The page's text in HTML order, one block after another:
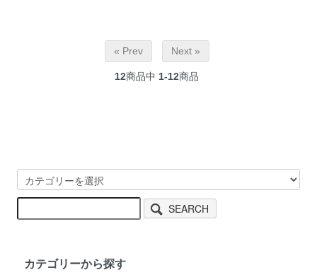
« Prev Next »
12商品中 1-12商品
SEARCH
カテゴリーから探す